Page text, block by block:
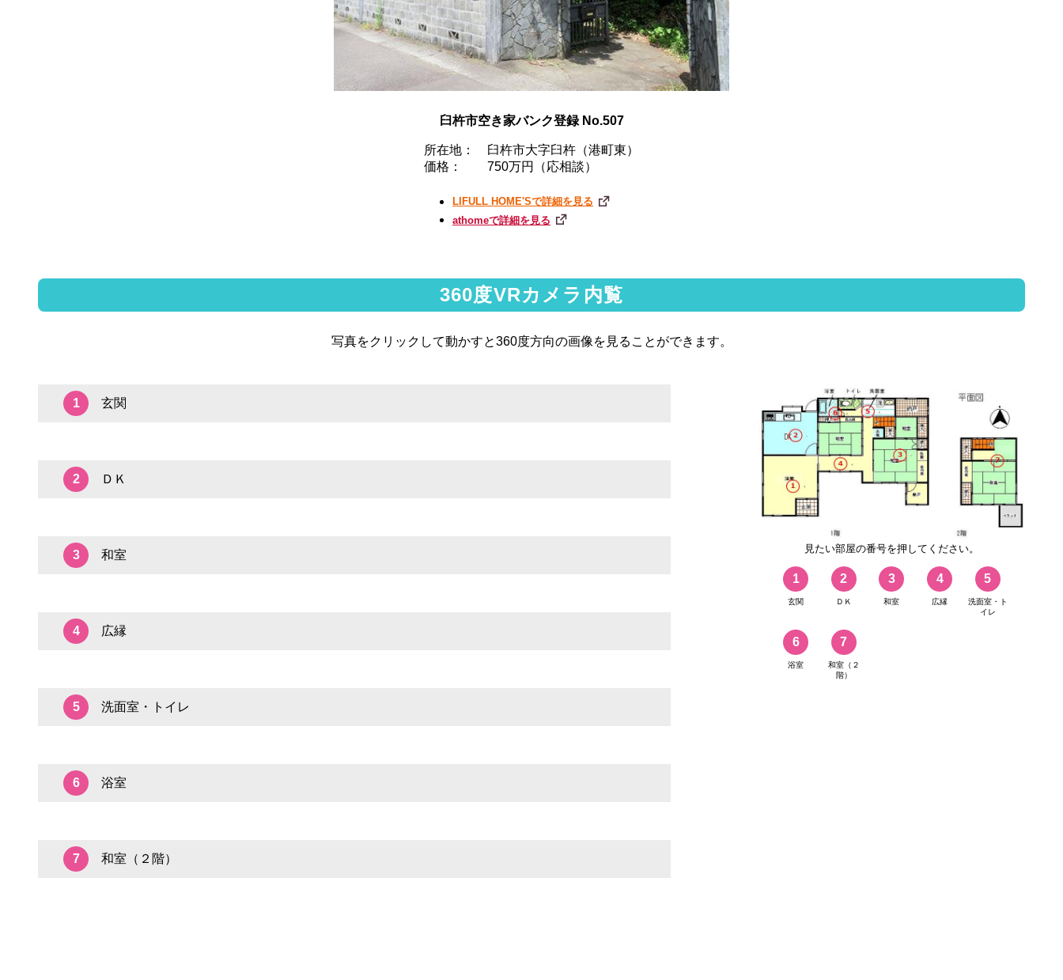
臼杵市空き家バンク登録 No.507
所在地：
臼杵市大字臼杵（港町東）
価格：
750万円（応相談）
LIFULL HOME'Sで詳細を見る
athomeで詳細を見る
360度VRカメラ内覧
写真をクリックして動かすと360度方向の画像を見ることができます。
1 玄関
2 ＤＫ
3 和室
4 広縁
5 洗面室・トイレ
6 浴室
7 和室（２階）
見たい部屋の番号を押してください。
1
玄関
2
ＤＫ
3
和室
4
広縁
5
洗面室・ト
イレ
6
浴室
7
和室（２
階）